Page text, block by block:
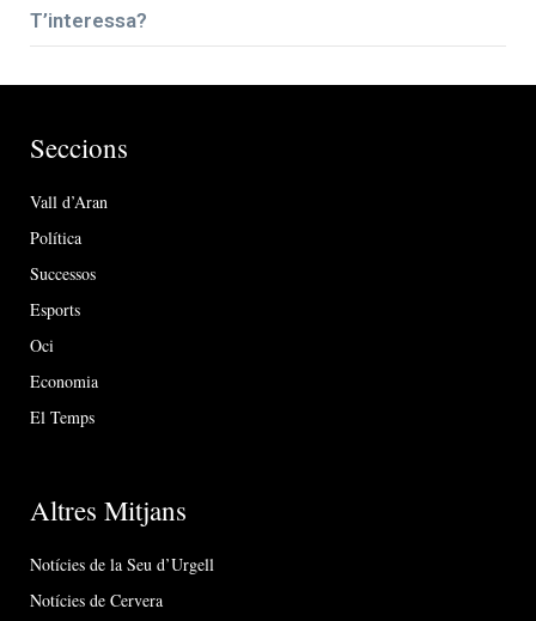
T’interessa?
Seccions
Vall d’Aran
Política
Successos
Esports
Oci
Economia
El Temps
Altres Mitjans
Notícies de la Seu d’Urgell
Notícies de Cervera